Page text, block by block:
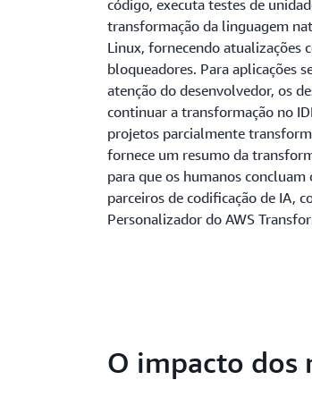
código, executa testes de
transformação da linguagem
Linux, fornecendo atualizações
bloqueadores. Para aplicações
atenção do desenvolvedor, os
continuar a transformação no
projetos parcialmente
fornece um resumo da
para que os humanos
parceiros de codificação de IA,
Personalizador do AWS
O impacto dos